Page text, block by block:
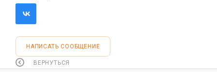
НАПИСАТЬ СООБЩЕНИЕ
ВЕРНУТЬСЯ